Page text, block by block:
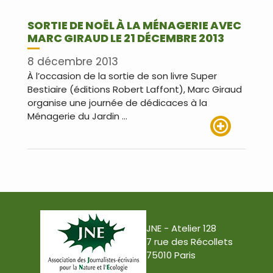
SORTIE DE NOËL À LA MÉNAGERIE AVEC
MARC GIRAUD LE 21 DÉCEMBRE 2013
8 décembre 2013
À l’occasion de la sortie de son livre Super
Bestiaire (éditions Robert Laffont), Marc Giraud
organise une journée de dédicaces à la
Ménagerie du Jardin …
JNE - Atelier 128
7 rue des Récollets
75010 Paris